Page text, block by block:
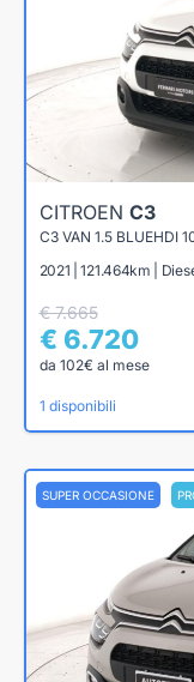
CITROEN C3
C3 VAN 1.5 BLUEHDI
2021 | 121.464km |
€ 7.665
€ 6.720
da 102€ al mese
1 disponibili
SUPER OCCASIONE